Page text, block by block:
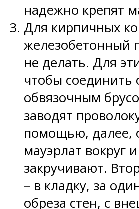
надежно крепят
Для кирпичных
железобетонный
не делать. Для
чтобы соединить
обвязочным
заводят
помощью, далее,
мауэрлат вокруг и
закручивают.
– в кладку, за
обреза стен, с